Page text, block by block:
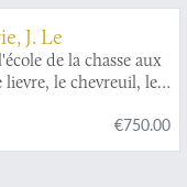
J. Le
de la chasse aux
le chevreuil, le
accompagnés de
l'occasion & les
€750.00